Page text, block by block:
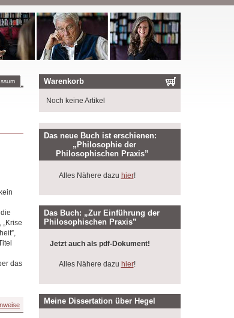
„Krise
das
Warenkorb
Noch keine Artikel
Das neue Buch ist erschienen:
„Philosophie der
Philosophischen Praxis”
Alles Nähere dazu hier!
Das Buch: „Zur Einführung der
Philosophischen Praxis”
Jetzt auch als pdf-Dokument!
Alles Nähere dazu hier!
Meine Dissertation über Hegel